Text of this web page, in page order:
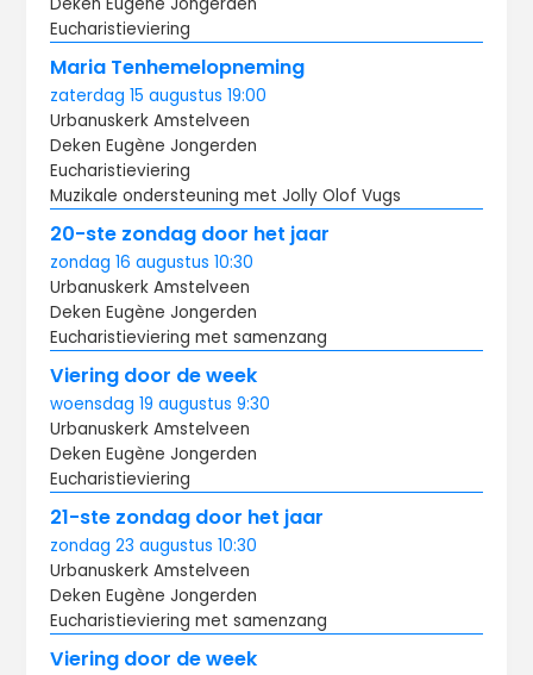
Eucharistieviering
Maria Tenhemelopneming
zaterdag 15 augustus19:00
Urbanuskerk Amstelveen
Deken Eugène Jongerden
Eucharistieviering
Muzikale ondersteuning met Jolly Olof Vugs
20-ste zondag door het jaar
zondag 16 augustus10:30
Urbanuskerk Amstelveen
Deken Eugène Jongerden
Eucharistieviering met samenzang
Viering door de week
woensdag 19 augustus9:30
Urbanuskerk Amstelveen
Deken Eugène Jongerden
Eucharistieviering
21-ste zondag door het jaar
zondag 23 augustus10:30
Urbanuskerk Amstelveen
Deken Eugène Jongerden
Eucharistieviering met samenzang
Viering door de week